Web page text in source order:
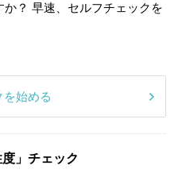
？ 早速、セルフチェックを
始める
」チェック